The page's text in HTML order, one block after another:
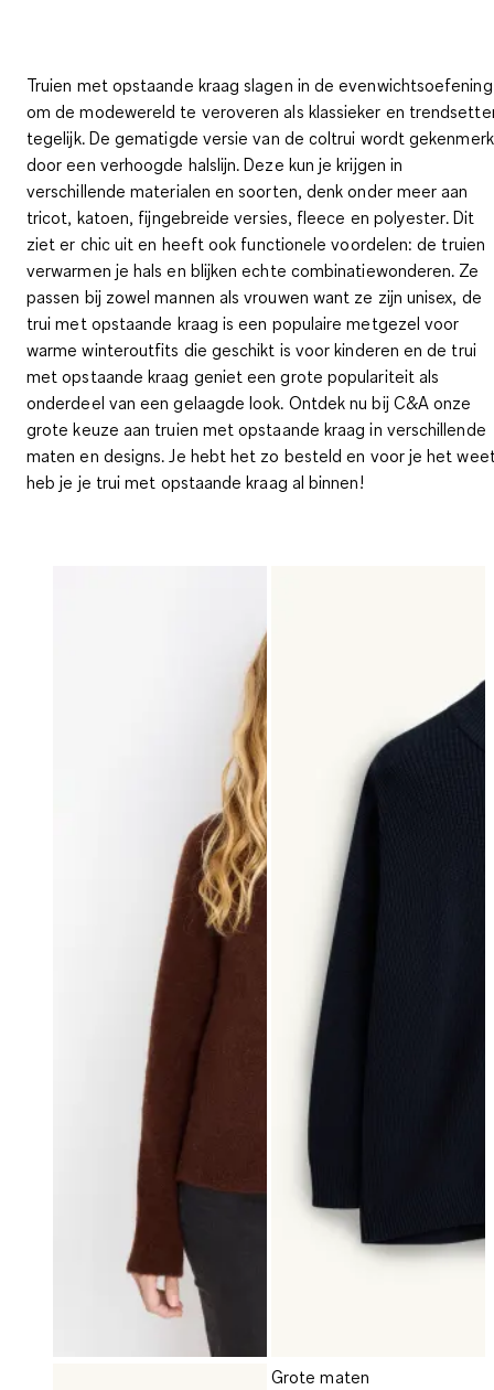
Truien met opstaande kraag slagen in de evenwichtsoefening
om de modewereld te veroveren als klassieker en
tegelijk. De gematigde versie van de coltrui wordt
door een verhoogde halslijn. Deze kun je krijgen in
verschillende materialen en soorten, denk onder meer aan
tricot, katoen, fijngebreide versies, fleece en polyester. Dit
ziet er chic uit en heeft ook functionele voordelen: de truien
verwarmen je hals en blijken echte combinatiewonderen. Ze
passen bij zowel mannen als vrouwen want ze zijn unisex, de
trui met opstaande kraag is een populaire metgezel voor
warme winteroutfits die geschikt is voor kinderen en de trui
met opstaande kraag geniet een grote populariteit als
onderdeel van een gelaagde look. Ontdek nu bij C&A onze
grote keuze aan truien met opstaande kraag in verschillende
maten en designs. Je hebt het zo besteld en voor je het
heb je je trui met opstaande kraag al binnen!
Grote maten